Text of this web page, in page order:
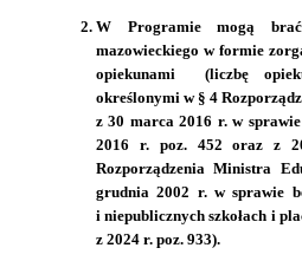
W Programie mogą
mazowieckiego w formie
opiekunami (liczbę
określonymi w § 4
z 30 marca 2016 r. w
2016 r. poz. 452 oraz z
Rozporządzenia Ministra
grudnia 2002 r. w sprawie
i niepublicznych szkołach i
z 2024 r. poz. 933).